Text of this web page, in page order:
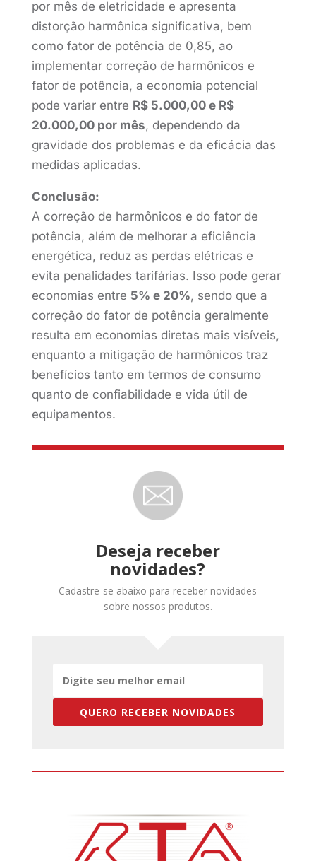
por mês de eletricidade e apresenta
distorção harmônica significativa, bem
como fator de potência de 0,85, ao
implementar correção de harmônicos e
fator de potência, a economia potencial
pode variar entre R$ 5.000,00 e R$
20.000,00 por mês, dependendo da
gravidade dos problemas e da eficácia das
medidas aplicadas.
Conclusão:
A correção de harmônicos e do fator de
potência, além de melhorar a eficiência
energética, reduz as perdas elétricas e
evita penalidades tarifárias. Isso pode gerar
economias entre 5% e 20%, sendo que a
correção do fator de potência geralmente
resulta em economias diretas mais visíveis,
enquanto a mitigação de harmônicos traz
benefícios tanto em termos de consumo
quanto de confiabilidade e vida útil de
equipamentos.
Deseja receber
novidades?
Cadastre-se abaixo para receber novidades
sobre nossos produtos.
QUERO RECEBER NOVIDADES